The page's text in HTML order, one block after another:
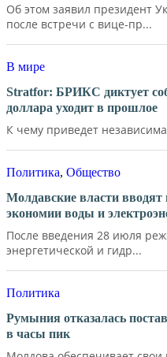
Об этом заявил президент
после встречи с вице-пр...
В мире
Stratfor: БРИКС диктует
доллара уходит в прошлое
К чему приведет
Политика, Общество
Молдавские власти
экономии воды и
После введения 28 июля
энергетической и гидр...
Политика
Румыния отказалась
в часы пик